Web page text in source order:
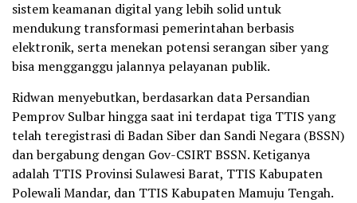
sistem keamanan digital yang lebih solid untuk
mendukung transformasi pemerintahan berbasis
elektronik, serta menekan potensi serangan siber yang
bisa mengganggu jalannya pelayanan publik.
Ridwan menyebutkan, berdasarkan data Persandian
Pemprov Sulbar hingga saat ini terdapat tiga TTIS yang
telah teregistrasi di Badan Siber dan Sandi Negara (BSSN)
dan bergabung dengan Gov-CSIRT BSSN. Ketiganya
adalah TTIS Provinsi Sulawesi Barat, TTIS Kabupaten
Polewali Mandar, dan TTIS Kabupaten Mamuju Tengah.